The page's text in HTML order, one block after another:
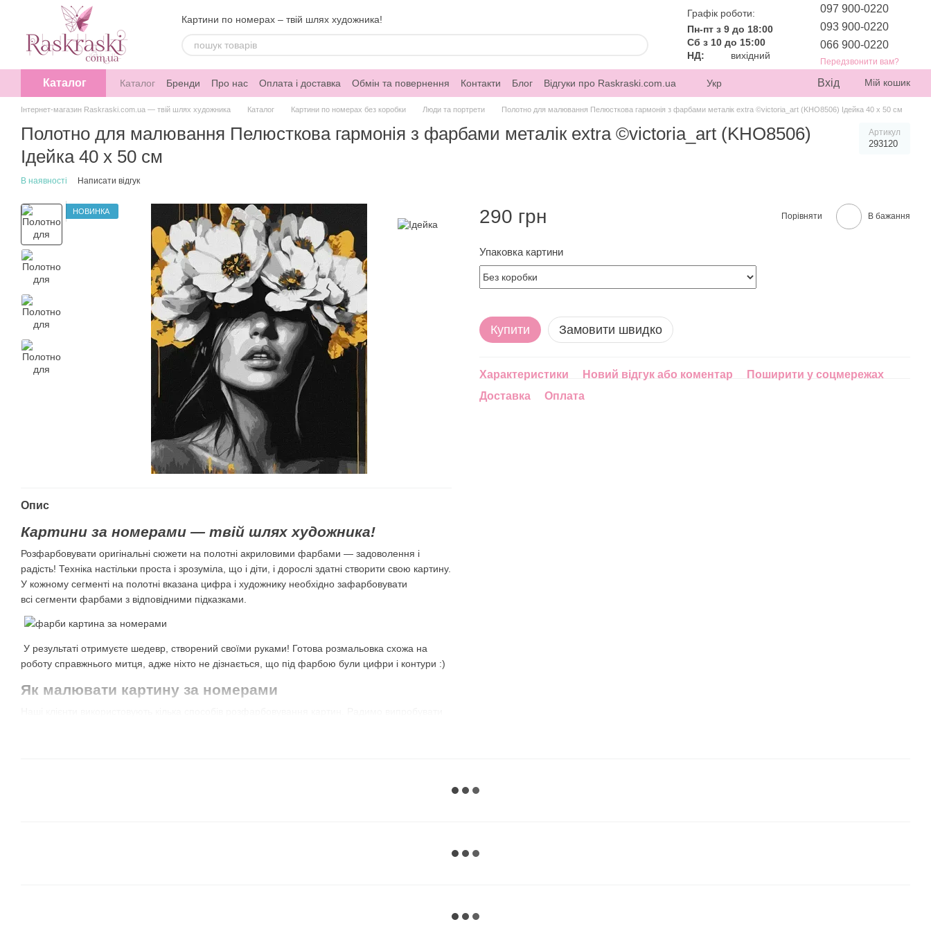
Перейти до основного контенту
Картини по номерах – твій шлях художника!
Графік роботи:
Пн-пт з 9 до 18:00
Сб з 10 до 15:00
НД:
вихідний
097 900-0220
093 900-0220
066 900-0220
Передзвонити вам?
Каталог Каталог Бренди Про нас Оплата і доставка Обмін та повернення Контакти Блог Відгуки про Raskraski.com.ua Укр Вхід Мій кошик
Інтернет-магазин Raskraski.com.ua — твій шлях художника Каталог Картини по номерах без коробки Люди та портрети Полотно для малювання Пелюсткова гармонія з фарбами металік extra ©victoria_art (KHO8506) Ідейка 40 х 50 см
Полотно для малювання Пелюсткова гармонія з фарбами металік extra ©victoria_art (KHO8506)
Ідейка 40 х 50 см
Артикул
293120
В наявності Написати відгук
НОВИНКА
Опис
Картини за номерами — твій шлях художника!
Розфарбовувати оригінальні сюжети на полотні акриловими фарбами — задоволення і
радість! Техніка настільки проста і зрозуміла, що і діти, і дорослі здатні створити свою картину.
У кожному сегменті на полотні вказана цифра і художнику необхідно зафарбовувати
всі сегменти фарбами з відповідними підказками.
У результаті отримуєте шедевр, створений своїми руками! Готова розмальовка схожа на
роботу справжнього митця, адже ніхто не дізнається, що під фарбою були цифри і контури :)
Як малювати картину за номерами
290 грн Порівняти В бажання
Упаковка картини
Купити Замовити швидко
Характеристики Новий відгук або коментар
Поширити у соцмережах
Доставка
Оплата